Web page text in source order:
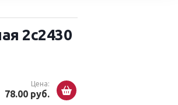
2с2430
Цена:
78.00 руб.